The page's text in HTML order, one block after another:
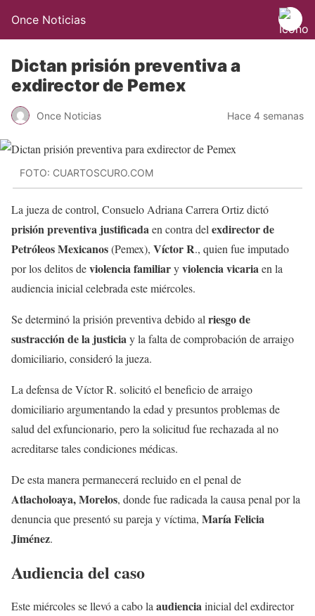
Once Noticias
Dictan prisión preventiva a
exdirector de Pemex
Once Noticias Hace 4 semanas
FOTO: CUARTOSCURO.COM
La jueza de control, Consuelo Adriana Carrera Ortiz dictó
prisión preventiva justificadaen contra del exdirector de
Petróleos Mexicanos(Pemex), Víctor R., quien fue imputado
por los delitos deviolencia familiaryviolencia vicariaen la
audiencia inicial celebrada este miércoles.
Se determinó la prisión preventiva debido al riesgo de
sustracción de la justiciay la falta de comprobación de arraigo
domiciliario, consideró la jueza.
La defensa de Víctor R. solicitó el beneficio de arraigo
domiciliario argumentando la edad y presuntos problemas de
salud del exfuncionario, pero la solicitud fue rechazada al no
acreditarse tales condiciones médicas.
De esta manera permanecerá recluido en el penal de
Atlacholoaya, Morelos, donde fue radicada la causa penal por la
denuncia que presentó su pareja y víctima, María Felicia
Jiménez.
Audiencia del caso
Este miércoles se llevó a cabo la audiencia inicial del exdirector